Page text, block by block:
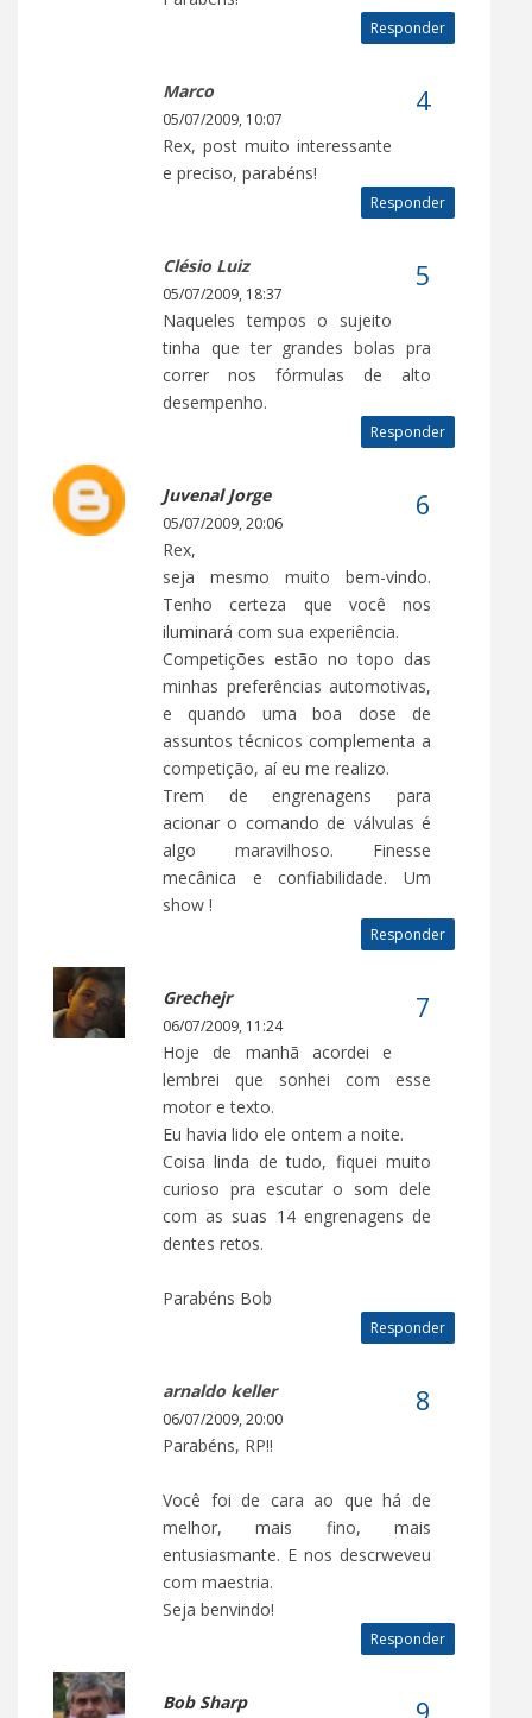
Responder
Marco
05/07/2009, 10:07
Rex, post muito interessante
e preciso, parabéns!
Responder
Clésio Luiz
05/07/2009, 18:37
Naqueles tempos o sujeito
tinha que ter grandes bolas pra
correr nos fórmulas de alto
desempenho.
Responder
Juvenal Jorge
05/07/2009, 20:06
Rex,
seja mesmo muito bem-vindo.
Tenho certeza que você nos
iluminará com sua experiência.
Competições estão no topo das
minhas preferências automotivas,
e quando uma boa dose de
assuntos técnicos complementa a
competição, aí eu me realizo.
Trem de engrenagens para
acionar o comando de válvulas é
algo maravilhoso. Finesse
mecânica e confiabilidade. Um
show !
Responder
Grechejr
06/07/2009, 11:24
Hoje de manhã acordei e
lembrei que sonhei com esse
motor e texto.
Eu havia lido ele ontem a noite.
Coisa linda de tudo, fiquei muito
curioso pra escutar o som dele
com as suas 14 engrenagens de
dentes retos.
Parabéns Bob
Responder
arnaldo keller
06/07/2009, 20:00
Parabéns, RP!!
Você foi de cara ao que há de
melhor, mais fino, mais
entusiasmante. E nos descrweveu
com maestria.
Seja benvindo!
Responder
Bob Sharp